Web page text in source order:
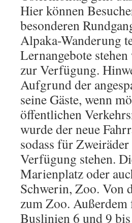
Hier können
besonderen
Alpaka-Wanderung
Lernangebote
zur Verfügung.
Aufgrund der
seine Gäste, wenn
öffentlichen
wurde der neue
sodass für
Verfügung stehen.
Marienplatz oder
Schwerin, Zoo. Von
zum Zoo.
Buslinien 6 und 9